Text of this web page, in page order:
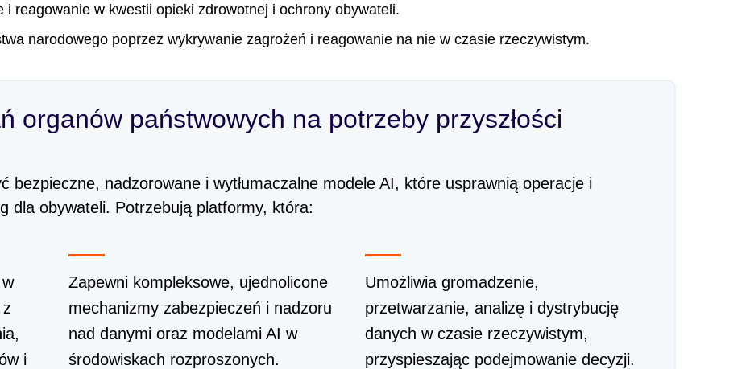
i reagowanie w kwestii opieki zdrowotnej i ochrony obywateli.
narodowego poprzez wykrywanie zagrożeń i reagowanie na nie w czasie rzeczywistym.
organów państwowych na potrzeby przyszłości
bezpieczne, nadzorowane i wytłumaczalne modele AI, które usprawnią operacje i
dla obywateli. Potrzebują platformy, która:
i
Zapewni kompleksowe, ujednolicone
mechanizmy zabezpieczeń i nadzoru
nad danymi oraz modelami AI w
środowiskach rozproszonych.
Umożliwia gromadzenie,
przetwarzanie, analizę i dystrybucję
danych w czasie rzeczywistym,
przyspieszając podejmowanie decyzji.